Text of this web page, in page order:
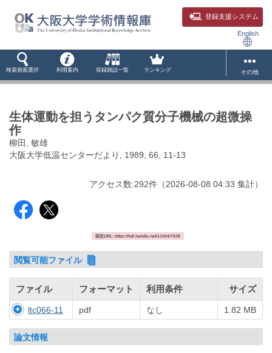
登録支援システム
English
検索画面選択 利用案内 収録雑誌一覧 ランキング その他
生体運動を担うタンパク質分子機械の超微操
作
柳田, 敏雄
大阪大学低温センターだより, 1989, 66, 11-13
アクセス数:292件 （2026-08-08 04:33 集計）
固定URL: https://hdl.handle.net/11094/7838
閲覧可能ファイル
ファイル フォーマット 利用条件 サイズ
ltc066-11 pdf なし 1.82 MB
論文情報